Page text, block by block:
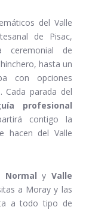
del Valle
de Pisac,
ceremonial de
hasta un
con opciones
Cada parada del
profesional
contigo la
hacen del Valle
Normal y Valle
a Moray y las
a todo tipo de